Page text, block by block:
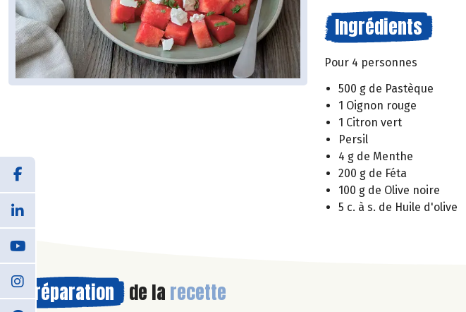
Ingrédients
Pour 4 personnes
500 g de Pastèque
1 Oignon rouge
1 Citron vert
Persil
4 g de Menthe
200 g de Féta
100 g de Olive noire
5 c. à s. de Huile d'olive
Préparation de la recette